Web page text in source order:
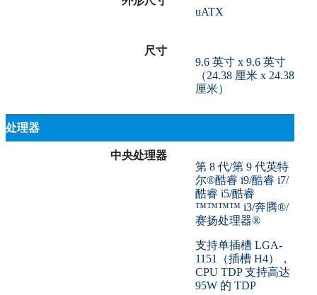
uATX
尺寸
9.6 英寸 x 9.6 英寸
（24.38 厘米 x 24.38
厘米）
处理器
中央处理器
第 8 代/第 9 代英特
尔®酷睿 i9/酷睿 i7/
酷睿 i5/酷睿
™™™™ i3/奔腾®/
赛扬处理器®
支持单插槽 LGA-
1151（插槽 H4），
CPU TDP 支持高达
95W 的 TDP